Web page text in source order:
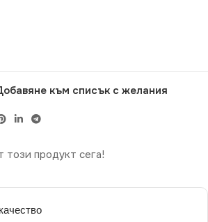
към списък с желания
този продукт сега!